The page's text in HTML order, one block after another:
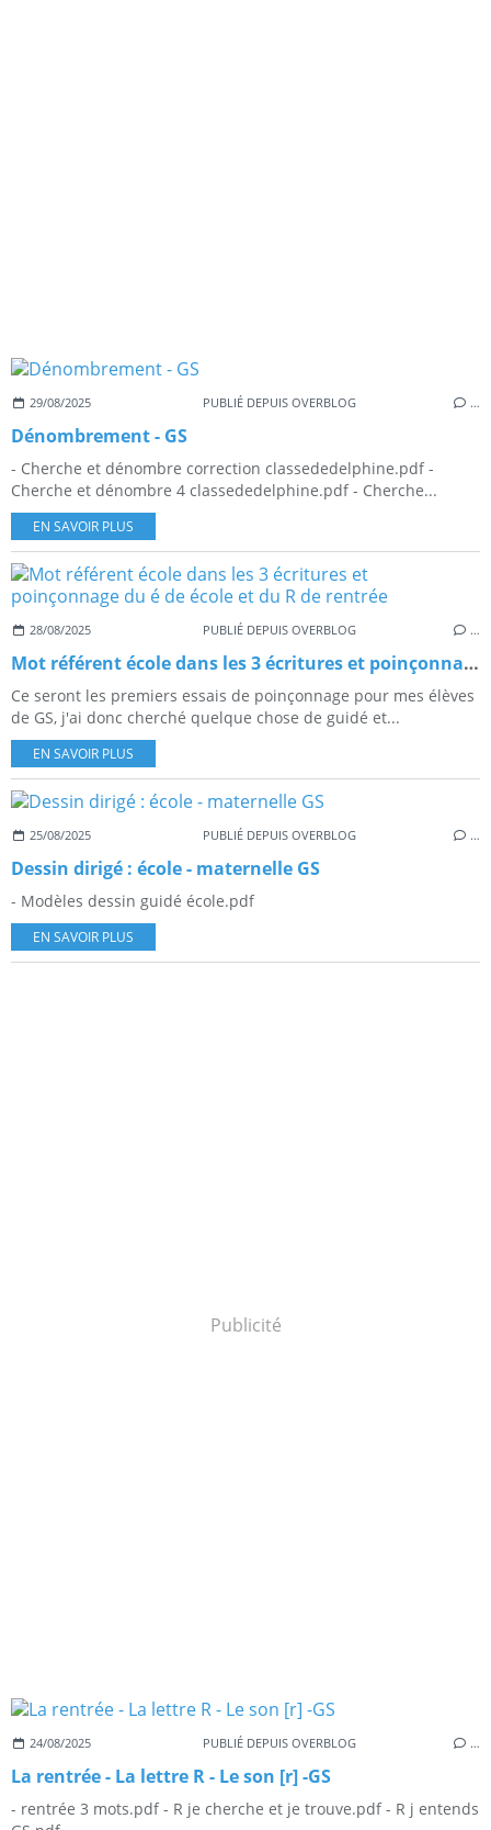
29/08/2025 PUBLIÉ DEPUIS OVERBLOG …
Dénombrement - GS
- Cherche et dénombre correction classededelphine.pdf -
Cherche et dénombre 4 classededelphine.pdf - Cherche...
EN SAVOIR PLUS
28/08/2025 PUBLIÉ DEPUIS OVERBLOG …
Mot référent école dans les 3 écritures et poinçonnage du é de école et du R de rentrée
Ce seront les premiers essais de poinçonnage pour mes élèves
de GS, j'ai donc cherché quelque chose de guidé et...
EN SAVOIR PLUS
25/08/2025 PUBLIÉ DEPUIS OVERBLOG …
Dessin dirigé : école - maternelle GS
- Modèles dessin guidé école.pdf
EN SAVOIR PLUS
Publicité
24/08/2025 PUBLIÉ DEPUIS OVERBLOG …
La rentrée - La lettre R - Le son [r] -GS
- rentrée 3 mots.pdf - R je cherche et je trouve.pdf - R j entends